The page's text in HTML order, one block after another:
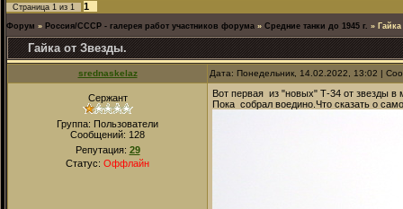
Страница 1 из 1 1
Форум » Россия/СССР - галерея работ участников форума » Средние танки до 1945 г. »
Гайка от Звезды.
srednaskelaz Дата: Понедельник, 14.02.2022, 13:02 |
Сержант
Группа: Пользователи
Сообщений: 128
Репутация: 29
Статус: Оффлайн
Вот первая из "новых" Т-34 от звезды в
Пока собрал воедино.Что сказать о